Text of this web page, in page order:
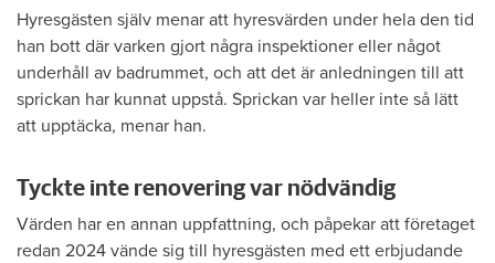
Hyresgästen själv menar att hyresvärden under hela den tid
han bott där varken gjort några inspektioner eller något
underhåll av badrummet, och att det är anledningen till att
sprickan har kunnat uppstå. Sprickan var heller inte så lätt
att upptäcka, menar han.
Tyckte inte renovering var nödvändig
Värden har en annan uppfattning, och påpekar att företaget
redan 2024 vände sig till hyresgästen med ett erbjudande